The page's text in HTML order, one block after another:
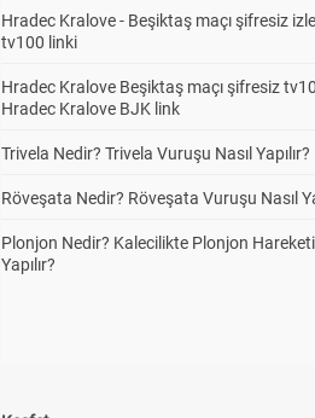
Hradec Kralove - Beşiktaş maçı şifresiz
tv100 linki
Hradec Kralove Beşiktaş maçı şifresiz
Hradec Kralove BJK link
Trivela Nedir? Trivela Vuruşu Nasıl Yapılır?
Röveşata Nedir? Röveşata Vuruşu Nasıl
Plonjon Nedir? Kalecilikte Plonjon Hareketi
Yapılır?